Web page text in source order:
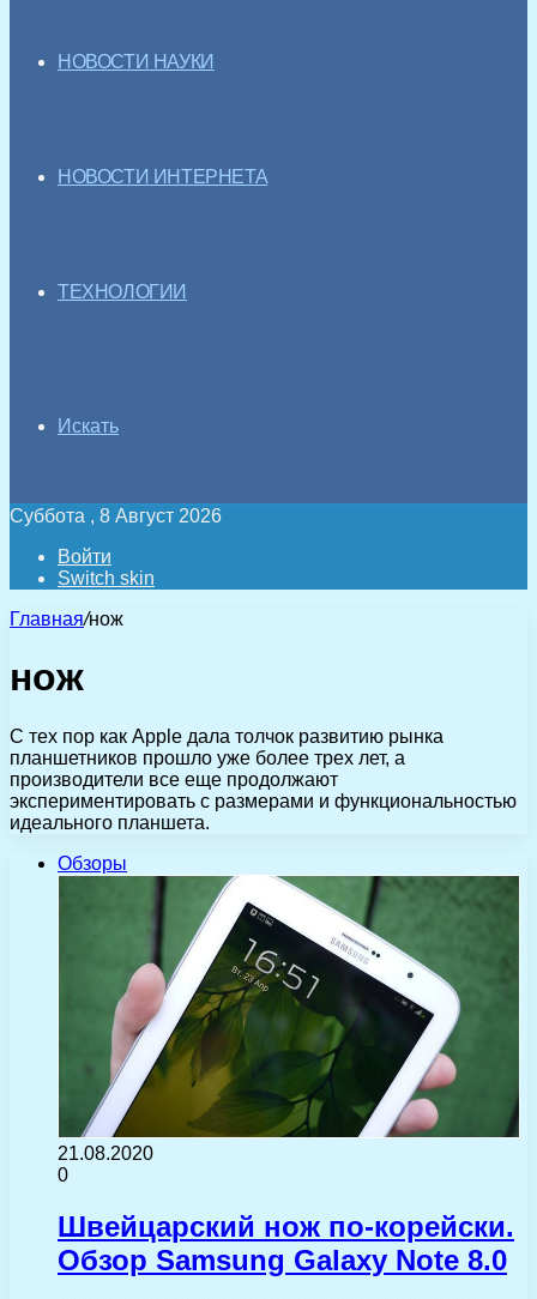
НОВОСТИ НАУКИ
НОВОСТИ ИНТЕРНЕТА
ТЕХНОЛОГИИ
Искать
Суббота , 8 Август 2026
Войти
Switch skin
Главная/нож
нож
С тех пор как Apple дала толчок развитию рынка
планшетников прошло уже более трех лет, а
производители все еще продолжают
экспериментировать с размерами и функциональностью
идеального планшета.
Обзоры
21.08.2020
0
Швейцарский нож по-корейски.
Обзор Samsung Galaxy Note 8.0